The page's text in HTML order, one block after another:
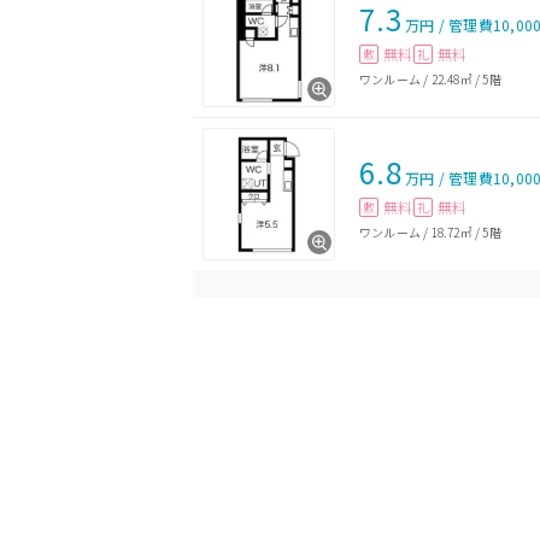
7.3 万円 /管理費
敷 無料 礼 無料
ワンルーム / 22.48㎡/5階
6.8万円 /管理費
敷 無料 礼 無料
ワンルーム / 18.72㎡/5階